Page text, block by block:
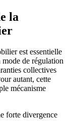
la
est essentielle
de régulation
collectives
autant, cette
mécanisme
forte divergence